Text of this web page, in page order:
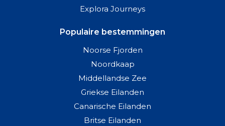
Explora Journeys
Populaire bestemmingen
Noorse Fjorden
Noordkaap
Middellandse Zee
Griekse Eilanden
Canarische Eilanden
Britse Eilanden